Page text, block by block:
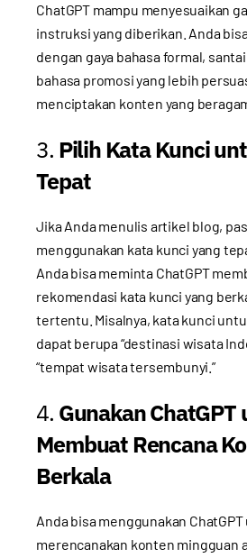
ChatGPT mampu menyesuaikan
instruksi yang diberikan. Anda
dengan gaya bahasa formal,
bahasa promosi yang lebih
menciptakan konten yang
3. Pilih Kata Kunci
Tepat
Jika Anda menulis artikel blog,
menggunakan kata kunci yang
Anda bisa meminta ChatGPT
rekomendasi kata kunci yang
tertentu. Misalnya, kata kunci
dapat berupa “destinasi wisata
“tempat wisata tersembunyi.”
4. Gunakan ChatGPT
Membuat Rencana
Berkala
Anda bisa menggunakan
merencanakan konten mingguan